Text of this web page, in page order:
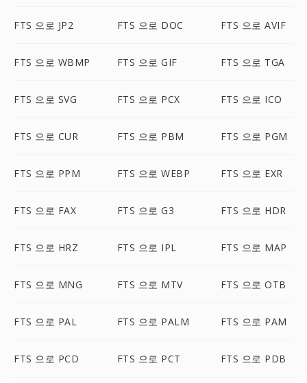
FTS 으로 JP2 FTS 으로 DOC FTS 으로 AVIF
FTS 으로 WBMP FTS 으로 GIF FTS 으로 TGA
FTS 으로 SVG FTS 으로 PCX FTS 으로 ICO
FTS 으로 CUR FTS 으로 PBM FTS 으로 PGM
FTS 으로 PPM FTS 으로 WEBP FTS 으로 EXR
FTS 으로 FAX FTS 으로 G3 FTS 으로 HDR
FTS 으로 HRZ FTS 으로 IPL FTS 으로 MAP
FTS 으로 MNG FTS 으로 MTV FTS 으로 OTB
FTS 으로 PAL FTS 으로 PALM FTS 으로 PAM
FTS 으로 PCD FTS 으로 PCT FTS 으로 PDB